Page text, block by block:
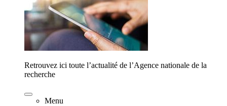
Retrouvez ici toute l’actualité de l’Agence nationale de la
recherche
Menu